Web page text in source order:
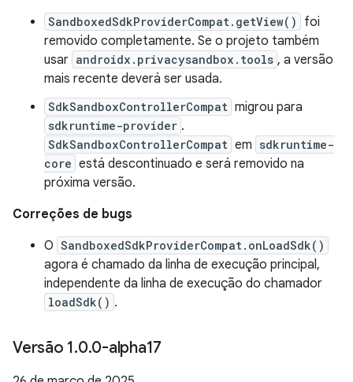
SandboxedSdkProviderCompat.getView()
foi
removido completamente. Se o projeto também
usar androidx.privacysandbox.tools , a versão
mais recente deverá ser usada.
SdkSandboxControllerCompat migrou para
sdkruntime-provider .
SdkSandboxControllerCompat em sdkruntime-
core está descontinuado e será removido na
próxima versão.
Correções de bugs
O SandboxedSdkProviderCompat.onLoadSdk()
agora é chamado da linha de execução principal,
independente da linha de execução do chamador
loadSdk() .
Versão 1.0.0-alpha17